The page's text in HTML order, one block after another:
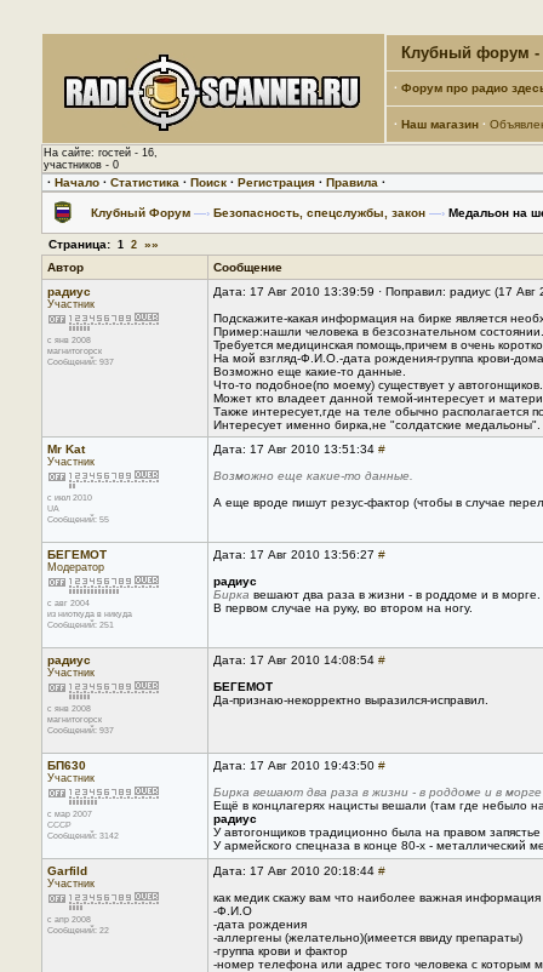
Клубный форум -
· Форум про радио
· Наш магазин ·
На сайте: гостей - 16,
участников - 0
· Начало · Статистика · Поиск · Регистрация · Правила ·
Клубный Форум —› Безопасность, спецслужбы, закон —› Медальон на
Страница: 1 2 »»
Автор
Сообщение
радиус
Участник
с янв 2008
магнитогорск
Сообщений: 937
Дата: 17 Авг 2010 13:39:59 · Поправил: радиус (17
Подскажите-какая информация на бирке является
Пример:нашли человека в безсознательном состоянии.
Требуется медицинская помощь,причем в очень
На мой взгляд-Ф.И.О.-дата рождения-группа крови-
Возможно еще какие-то данные.
Что-то подобное(по моему) существует у автогонщиков.
Может кто владеет данной темой-интересует и
Также интересует,где на теле обычно располагается
Интересует именно бирка,не "солдатские медальоны".
Mr Kat
Участник
с июл 2010
UA
Сообщений: 55
Дата: 17 Авг 2010 13:51:34 #
Возможно еще какие-то данные.
А еще вроде пишут резус-фактор (чтобы в случае
БЕГЕМОТ
Модератор
с авг 2004
из ниоткуда в никуда
Сообщений: 251
Дата: 17 Авг 2010 13:56:27 #
радиус
Бирка вешают два раза в жизни - в роддоме и в морге.
В первом случае на руку, во втором на ногу.
радиус
Участник
с янв 2008
магнитогорск
Сообщений: 937
Дата: 17 Авг 2010 14:08:54 #
БЕГЕМОТ
Да-признаю-некорректно выразился-исправил.
БП630
Участник
с мар 2007
CCCP
Сообщений: 3142
Дата: 17 Авг 2010 19:43:50 #
Бирка вешают два раза в жизни - в роддоме и в морге
Ещё в концлагерях нацисты вешали (там где небыло
радиус
У автогонщиков традиционно была на правом
У армейского спецназа в конце 80-х - металлический
Garfild
Участник
с апр 2008
Сообщений: 22
Дата: 17 Авг 2010 20:18:44 #
как медик скажу вам что наиболее важная
-Ф.И.О
-дата рождения
-аллергены (желательно)(имеется ввиду препараты)
-группа крови и фактор
-номер телефона или адрес того человека с которым